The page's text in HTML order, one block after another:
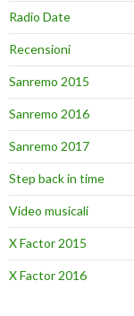
Radio Date
Recensioni
Sanremo 2015
Sanremo 2016
Sanremo 2017
Step back in time
Video musicali
X Factor 2015
X Factor 2016